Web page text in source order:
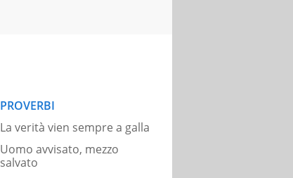
PROVERBI
La verità vien sempre a galla
Uomo avvisato, mezzo
salvato